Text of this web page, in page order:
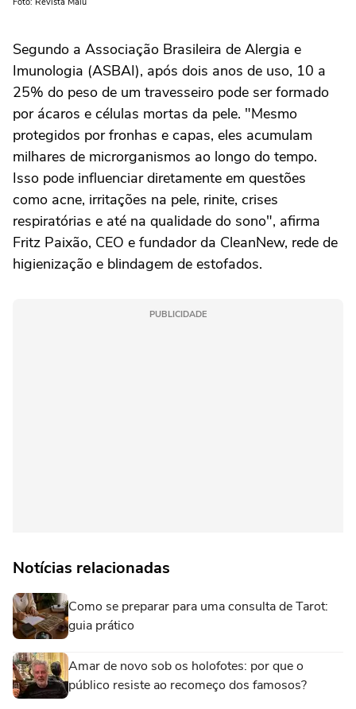
Segundo a Associação Brasileira de Alergia e
Imunologia (ASBAI), após dois anos de uso, 10 a
25% do peso de um travesseiro pode ser formado
por ácaros e células mortas da pele. "Mesmo
protegidos por fronhas e capas, eles acumulam
milhares de microrganismos ao longo do tempo.
Isso pode influenciar diretamente em questões
como acne, irritações na pele, rinite, crises
respiratórias e até na qualidade do sono", afirma
Fritz Paixão, CEO e fundador da CleanNew, rede de
higienização e blindagem de estofados.
PUBLICIDADE
Notícias relacionadas
Como se preparar para uma consulta de Tarot:
guia prático
Amar de novo sob os holofotes: por que o
público resiste ao recomeço dos famosos?